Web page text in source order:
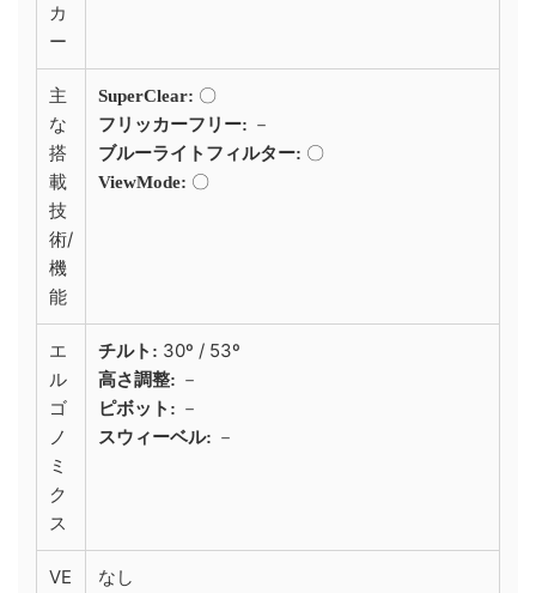
カ
ー
主
な
搭
載
技
術/
機
能
SuperClear: 〇
フリッカーフリー: －
ブルーライトフィルター: 〇
ViewMode: 〇
エ
ル
ゴ
ノ
ミ
ク
ス
チルト: 30º / 53º
高さ調整: －
ピボット: －
スウィーベル: －
VE
なし